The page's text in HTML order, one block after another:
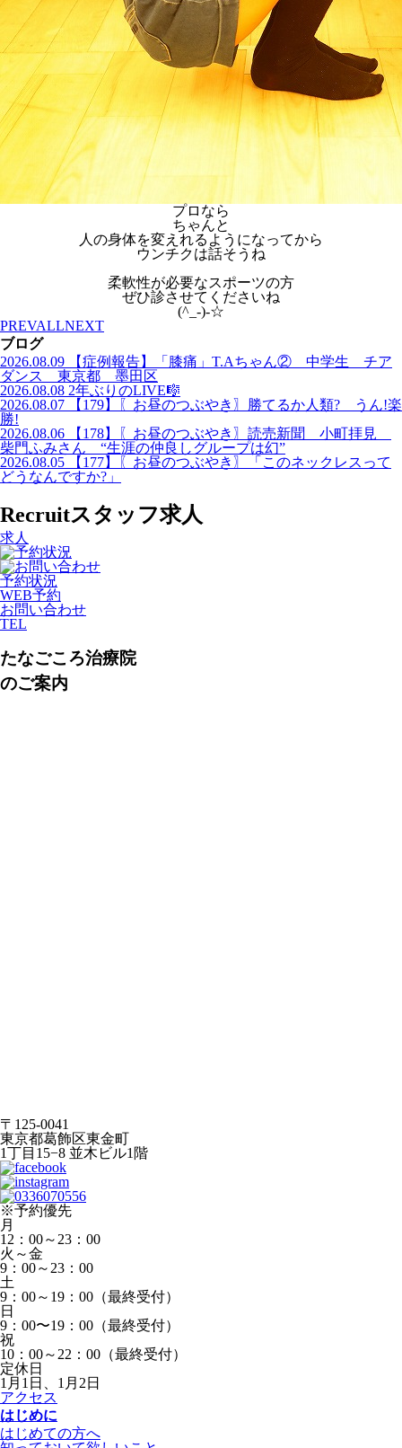
プロなら
ちゃんと
人の身体を変えれるようになってから
ウンチクは話そうね
柔軟性が必要なスポーツの方
ぜひ診させてくださいね
(^_-)-☆
PREVALLNEXT
ブログ
2026.08.09
【症例報告】「膝痛」T.Aちゃん② 中学生 チア
ダンス 東京都 墨田区
2026.08.08 2年ぶりのLIVE🎼
2026.08.07
【179】〖お昼のつぶやき〗勝てるか人類? うん!楽
勝!
2026.08.06
【178】〖お昼のつぶやき〗読売新聞 小町拝見
柴門ふみさん “生涯の仲良しグループは幻”
2026.08.05
【177】〖お昼のつぶやき〗「このネックレスって
どうなんですか?」
Recruitスタッフ求人
求人
予約状況
WEB予約
お問い合わせ
TEL
たなごころ治療院
のご案内
〒125-0041
東京都葛飾区東金町
1丁目15−8 並木ビル1階
※予約優先
月
12：00～23：00
火～金
9：00～23：00
土
9：00～19：00（最終受付）
日
9：00〜19：00（最終受付）
祝
10：00～22：00（最終受付）
定休日
1月1日、1月2日
アクセス
はじめに
はじめての方へ